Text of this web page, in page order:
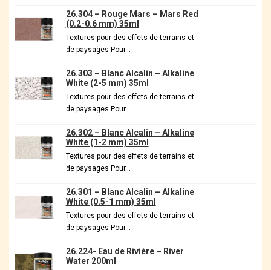
26.304 – Rouge Mars – Mars Red
(0.2-0.6 mm) 35ml
Textures pour des effets de terrains et
de paysages Pour…
26.303 – Blanc Alcalin – Alkaline
White (2-5 mm) 35ml
Textures pour des effets de terrains et
de paysages Pour…
26.302 – Blanc Alcalin – Alkaline
White (1-2 mm) 35ml
Textures pour des effets de terrains et
de paysages Pour…
26.301 – Blanc Alcalin – Alkaline
White (0.5-1 mm) 35ml
Textures pour des effets de terrains et
de paysages Pour…
26.224- Eau de Rivière – River
Water 200ml